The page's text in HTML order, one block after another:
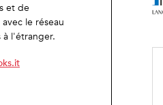
et de
le réseau
à l'étranger.